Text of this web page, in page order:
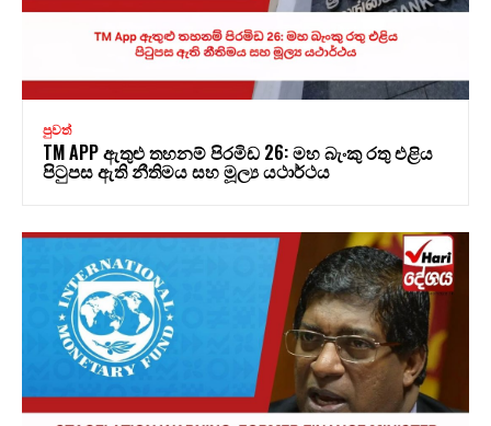
පුවත්
TM APP ඇතුළු තහනම් පිරමිඩ 26: මහ බැංකු රතු එළිය
පිටුපස ඇති නීතිමය සහ මූල්‍ය යථාර්ථය